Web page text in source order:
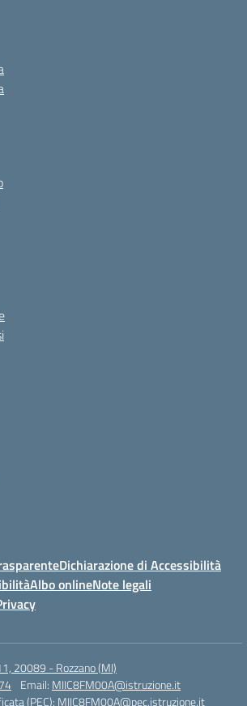
Dichiarazione di Accessibilità
Albo onlineNote legali
20089 - Rozzano (MI)
Email: MIIC8FM00A@istruzione.it
(PEC): MIIC8FM00A@pec.istruzione.it